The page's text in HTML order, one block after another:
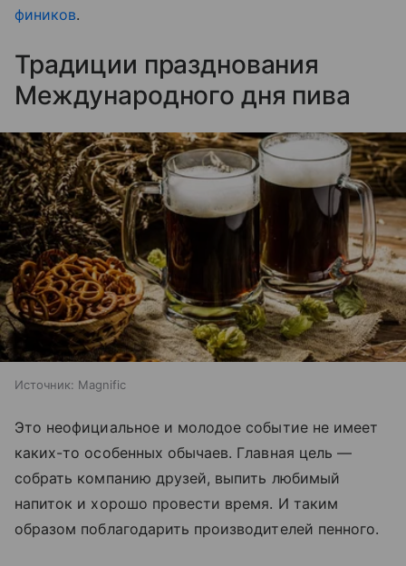
фиников.
Традиции празднования
Международного дня пива
Источник: Magnific
Это неофициальное и молодое событие не имеет
каких-то особенных обычаев. Главная цель —
собрать компанию друзей, выпить любимый
напиток и хорошо провести время. И таким
образом поблагодарить производителей пенного.